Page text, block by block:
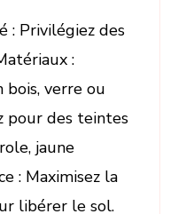
: Privilégiez des
:
bois, verre ou
pour des teintes
jaune
: Maximisez la
libérer le sol.